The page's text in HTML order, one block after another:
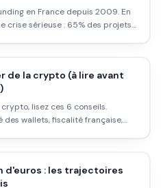
en France depuis 2009. En
crise sérieuse : 65% des projets
de la crypto (à lire avant
lisez ces 6 conseils.
des wallets, fiscalité française,
d'euros : les trajectoires